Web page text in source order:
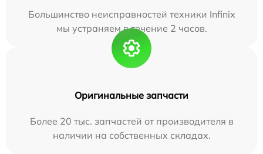
Большинство неисправностей техники Infinix
мы устраняем в течение 2 часов.
Оригинальные запчасти
Более 20 тыс. запчастей от производителя в
наличии на собственных складах.